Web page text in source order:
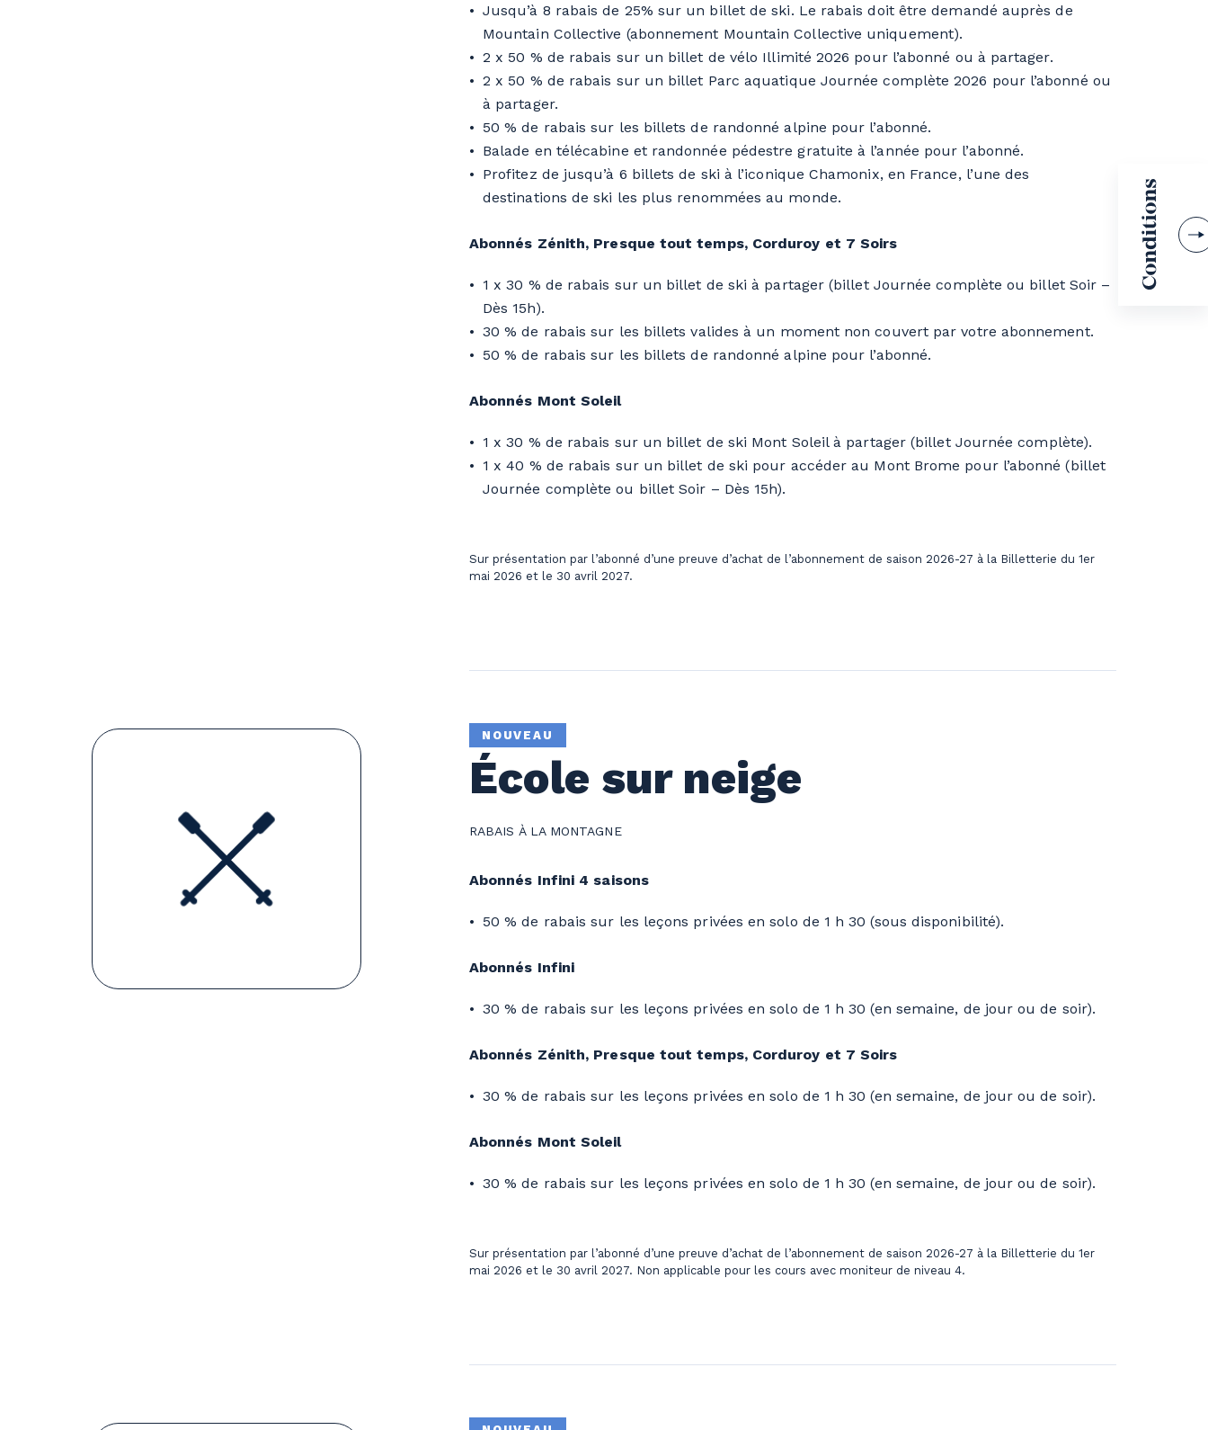
Jusqu’à 8 rabais de 25% sur un billet de ski. Le rabais doit être demandé auprès de
Mountain Collective (abonnement Mountain Collective uniquement).
2 x 50 % de rabais sur un billet de vélo Illimité 2026 pour l’abonné ou à partager.
2 x 50 % de rabais sur un billet Parc aquatique Journée complète 2026 pour l’abonné ou
à partager.
50 % de rabais sur les billets de randonné alpine pour l’abonné.
Balade en télécabine et randonnée pédestre gratuite à l’année pour l’abonné.
Profitez de jusqu’à 6 billets de ski à l’iconique Chamonix, en France, l’une des
destinations de ski les plus renommées au monde.
Abonnés Zénith, Presque tout temps, Corduroy et 7 Soirs
1 x 30 % de rabais sur un billet de ski à partager (billet Journée complète ou billet Soir –
Dès 15h).
30 % de rabais sur les billets valides à un moment non couvert par votre abonnement.
50 % de rabais sur les billets de randonné alpine pour l’abonné.
Abonnés Mont Soleil
1 x 30 % de rabais sur un billet de ski Mont Soleil à partager (billet Journée complète).
1 x 40 % de rabais sur un billet de ski pour accéder au Mont Brome pour l’abonné (billet
Journée complète ou billet Soir – Dès 15h).
Sur présentation par l’abonné d’une preuve d’achat de l’abonnement de saison 2026-27 à la Billetterie du 1er
mai 2026 et le 30 avril 2027.
NOUVEAU
École sur neige
RABAIS À LA MONTAGNE
Abonnés Infini 4 saisons
50 % de rabais sur les leçons privées en solo de 1 h 30 (sous disponibilité).
Abonnés Infini
30 % de rabais sur les leçons privées en solo de 1 h 30 (en semaine, de jour ou de soir).
Abonnés Zénith, Presque tout temps, Corduroy et 7 Soirs
30 % de rabais sur les leçons privées en solo de 1 h 30 (en semaine, de jour ou de soir).
Abonnés Mont Soleil
30 % de rabais sur les leçons privées en solo de 1 h 30 (en semaine, de jour ou de soir).
Sur présentation par l’abonné d’une preuve d’achat de l’abonnement de saison 2026-27 à la Billetterie du 1er
mai 2026 et le 30 avril 2027. Non applicable pour les cours avec moniteur de niveau 4.